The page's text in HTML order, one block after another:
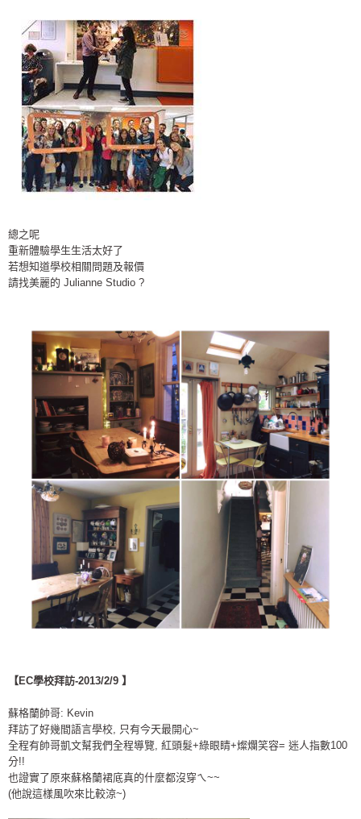
總之呢
重新體驗學生生活太好了
若想知道學校相關問題及報價
請找美麗的 Julianne Studio ?
【EC學校拜訪-2013/2/9 】
蘇格蘭帥哥: Kevin
拜訪了好幾間語言學校, 只有今天最開心~
全程有帥哥凱文幫我們全程導覽, 紅頭髮+綠眼睛+燦爛笑容= 迷人指數100
分!!
也證實了原來蘇格蘭裙底真的什麼都沒穿ㄟ~~
(他說這樣風吹來比較涼~)